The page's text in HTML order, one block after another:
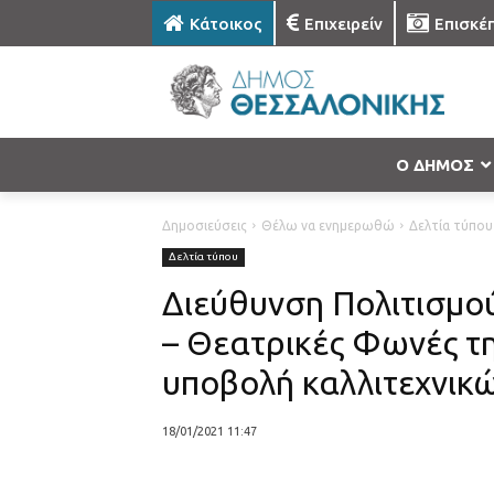
Κάτοικος Επιχειρείν
Ο ΔΗΜΟΣ
Δημοσιεύσεις Θέλω να ενημερωθώ Δελτία τύπου
Δελτία τύπου
Διεύθυνση
– Θεατρικές Φωνές
υποβολή
18/01/2021 11:47